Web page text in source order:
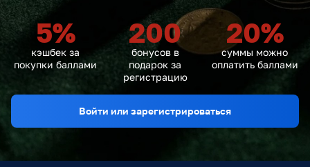
5%
кэшбек за
покупки баллами
200
бонусов в
подарок за
регистрацию
20%
суммы можно
оплатить баллами
Войти или зарегистрироваться